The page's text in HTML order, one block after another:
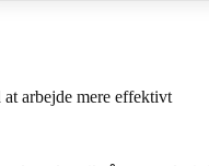
arbejde mere effektivt